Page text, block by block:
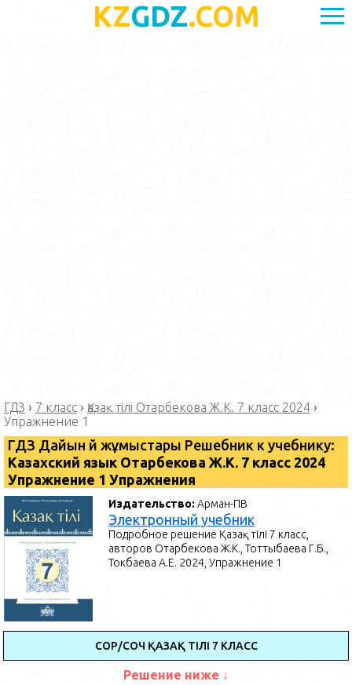
KZGDZ.COM
ГДЗ › 7 класс › Қазақ тілі Отарбекова Ж.К. 7 класс 2024 ›
Упражнение 1
ГДЗ Дайын үй жұмыстары Решебник к учебнику:
Казахский язык Отарбекова Ж.К. 7 класс 2024
Упражнение 1 Упражнения
Издательство:Арман-ПВ
Электронный учебник
Подробное решение Қазақ тілі 7 класс,
авторов Отарбекова Ж.К., Тоттыбаева Г.Б.,
Токбаева А.Е. 2024, Упражнение 1
СОР/СОЧ ҚАЗАҚ ТІЛІ 7 КЛАСС
Решение ниже ↓